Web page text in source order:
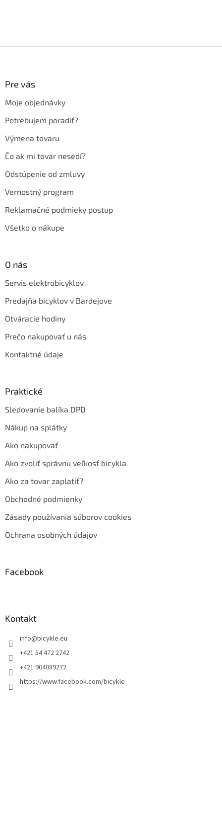
Pre vás
Moje objednávky
Potrebujem poradiť?
Výmena tovaru
Čo ak mi tovar nesedí?
Odstúpenie od zmluvy
Vernostný program
Reklamačné podmieky postup
Všetko o nákupe
O nás
Servis elektrobicyklov
Predajňa bicyklov v Bardejove
Otváracie hodiny
Prečo nakupovať u nás
Kontaktné údaje
Praktické
Sledovanie balíka DPD
Nákup na splátky
Ako nakupovať
Ako zvoliť správnu veľkosť bicykla
Ako za tovar zaplatiť?
Obchodné podmienky
Zásady používania súborov cookies
Ochrana osobných údajov
Facebook
Kontakt
info@bicykle.eu
+421 54 472 2742
+421 904089272
https://www.facebook.com/bicykle